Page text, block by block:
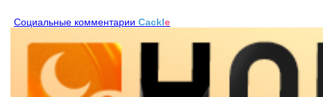
Социальные комментарии Cackle